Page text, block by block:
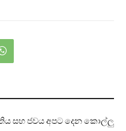
සහ ජවය අපට දෙන කොල්ලු